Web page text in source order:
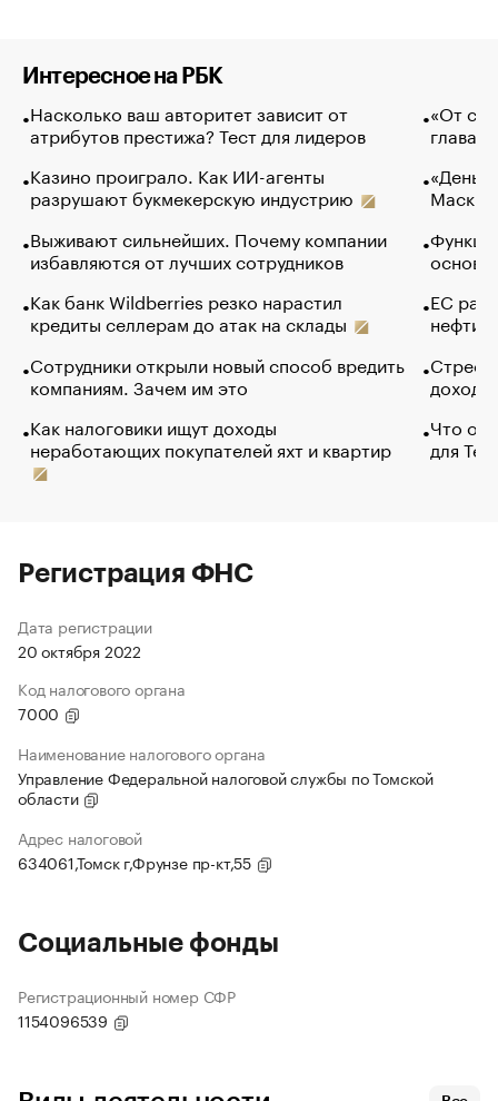
Интересное на РБК
Насколько ваш авторитет зависит от
атрибутов престижа? Тест для лидеров
Казино проиграло. Как ИИ-агенты
разрушают букмекерскую индустрию
Выживают сильнейших. Почему компании
избавляются от лучших сотрудников
Как банк Wildberries резко нарастил
кредиты селлерам до атак на склады
Сотрудники открыли новый способ вредить
компаниям. Зачем им это
Как налоговики ищут доходы
неработающих покупателей яхт и квартир
«От
глава
Маск в
основ
ЕС
нефти
Что
для
Регистрация ФНС
Дата регистрации
20 октября 2022
Код налогового органа
7000
Наименование налогового органа
Управление Федеральной налоговой службы по Томской
области
Адрес налоговой
634061,Томск г,Фрунзе пр-кт,55
Социальные фонды
Регистрационный номер СФР
1154096539